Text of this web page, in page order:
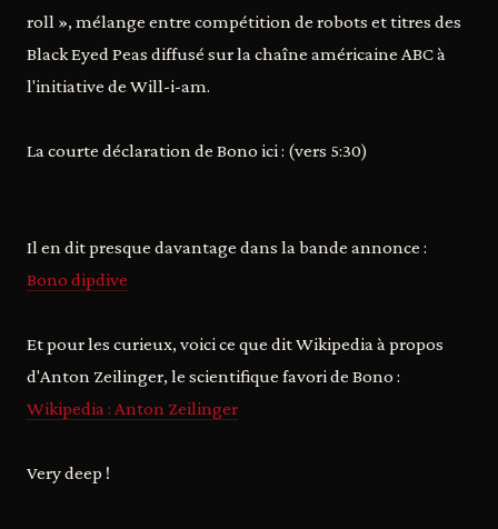
roll », mélange entre compétition de robots et titres des
Black Eyed Peas diffusé sur la chaîne américaine ABC à
l'initiative de Will-i-am.
La courte déclaration de Bono ici : (vers 5:30)
Il en dit presque davantage dans la bande annonce :
Bono dipdive
Et pour les curieux, voici ce que dit Wikipedia à propos
d'Anton Zeilinger, le scientifique favori de Bono :
Wikipedia : Anton Zeilinger
Very deep !